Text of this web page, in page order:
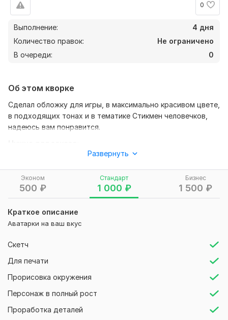
0
Выполнение:
4 дня
Количество правок:
Не ограничено
В очереди:
0
Эконом
500 ₽
Стандарт
1 000 ₽
Бизнес
1 500 ₽
Краткое описание
Аватарки на ваш вкус
Скетч
Для печати
Прорисовка окружения
Персонаж в полный рост
Проработка деталей
Об этом кворке
Сделал обложку для игры, в максимально красивом цвете,
в подходящих тонах и в тематике Стикмен человечков,
надеюсь вам понравится.
Хочу получить от вас ответ, надеюсь вам понравится моя
работа, очень долго старался над ней и делал ее.
Вид: Персонажи и объекты
Развернуть